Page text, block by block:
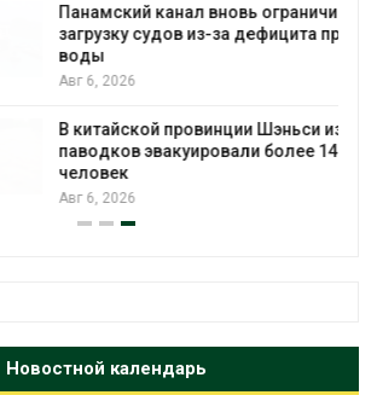
Панамский канал вновь ограничивает
загрузку судов из-за дефицита пресной
Авг 6, 2026
В китайской провинции Шэньси из-за
паводков эвакуировали более 140 тыс.
человек
Авг 6, 2026
Новостной календарь